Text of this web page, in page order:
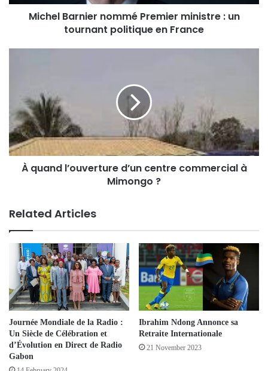
Michel Barnier nommé Premier ministre : un
tournant politique en France
À quand l’ouverture d’un centre commercial à
Mimongo ?
Related Articles
Journée Mondiale de la Radio :
Un Siècle de Célébration et
d’Évolution en Direct de Radio
Gabon
Ibrahim Ndong Annonce sa
Retraite Internationale
21 November 2023